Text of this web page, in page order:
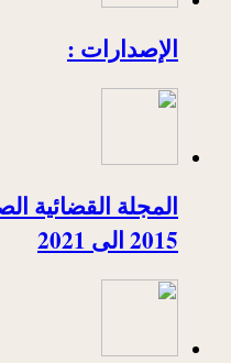
الإصدارات :
المجلة القضائية
2015 الى 2021